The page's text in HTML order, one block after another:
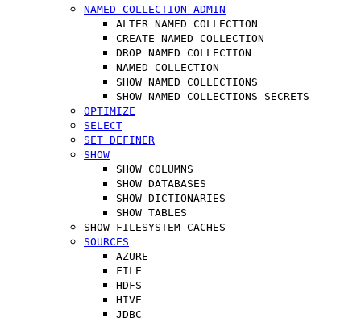
NAMED COLLECTION ADMIN
ALTER NAMED COLLECTION
CREATE NAMED COLLECTION
DROP NAMED COLLECTION
NAMED COLLECTION
SHOW NAMED COLLECTIONS
SHOW NAMED COLLECTIONS SECRETS
OPTIMIZE
SELECT
SET DEFINER
SHOW
SHOW COLUMNS
SHOW DATABASES
SHOW DICTIONARIES
SHOW TABLES
SHOW FILESYSTEM CACHES
SOURCES
AZURE
FILE
HDFS
HIVE
JDBC